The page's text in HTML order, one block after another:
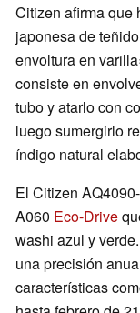
Citizen afirma que
japonesa de
envoltura en
consiste en
tubo y atarlo con
luego sumergirlo
índigo natural
El Citizen
A060 Eco-Drive
washi azul y
una precisión
características